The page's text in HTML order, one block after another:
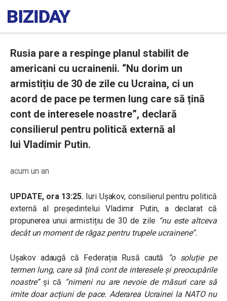
Rusia pare a respinge planul stabilit de
americani cu ucrainenii. “Nu dorim un
armistițiu de 30 de zile cu Ucraina, ci un
acord de pace pe termen lung care să țină
cont de interesele noastre”, declară
consilierul pentru politică externă al
lui Vladimir Putin.
acum un an
UPDATE, ora 13:25. Iuri Ușakov, consilierul pentru politică
externă al președintelui Vladimir Putin, a declarat că
propunerea unui armistițiu de 30 de zile “nu este altceva
decât un moment de răgaz pentru trupele ucrainene”.
Ușakov adaugă că Federația Rusă caută “o soluție pe
termen lung, care să țină cont de interesele și preocupările
noastre”și că “nimeni nu are nevoie de măsuri care să
imite doar acțiuni de pace. Aderarea Ucrainei la NATO nu